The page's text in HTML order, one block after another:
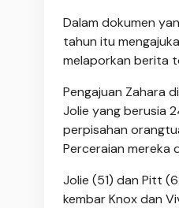
Dalam dokumen
tahun itu
melaporkan berita
Pengajuan Zahara
Jolie yang berusia
perpisahan
Perceraian mereka
Jolie (51) dan Pitt
kembar Knox dan